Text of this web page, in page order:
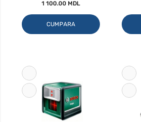
1 100.00 MDL
CUMPARA